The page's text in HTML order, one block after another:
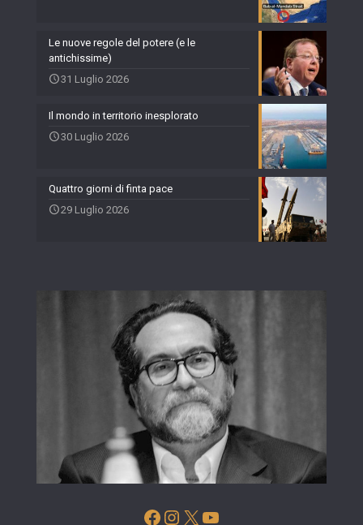
Le nuove regole del potere (e le
antichissime)
31 Luglio 2026
Il mondo in territorio inesplorato
30 Luglio 2026
Quattro giorni di finta pace
29 Luglio 2026
Facebook
Instagram
X YouTube